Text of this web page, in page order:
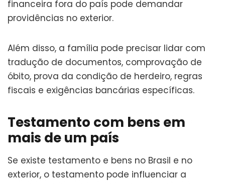
financeira fora do país pode demandar
providências no exterior.
Além disso, a família pode precisar lidar com
tradução de documentos, comprovação de
óbito, prova da condição de herdeiro, regras
fiscais e exigências bancárias específicas.
Testamento com bens em
mais de um país
Se existe testamento e bens no Brasil e no
exterior, o testamento pode influenciar a